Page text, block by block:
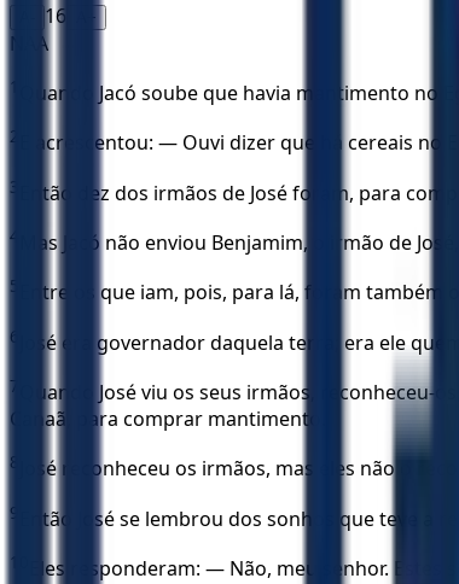
16 A+
NAA
1 Quando Jacó soube que havia mantimento
2 E acrescentou: — Ouvi dizer que há cereais
3 Então dez dos irmãos de José foram, para
4 Mas Jacó não enviou Benjamim, o irmão de
5 Entre os que iam, pois, para lá, foram também
6 José era governador daquela terra; era ele
7
Quando José viu os seus irmãos,
Canaã, para comprar mantimento.
8 José reconheceu os irmãos, mas eles não o
9 Então José se lembrou dos sonhos que teve
10 Eles responderam: — Não, meu senhor.